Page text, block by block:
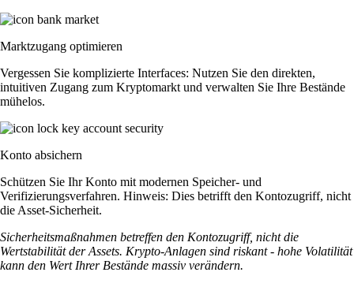
Marktzugang optimieren
Vergessen Sie komplizierte Interfaces: Nutzen Sie den direkten,
intuitiven Zugang zum Kryptomarkt und verwalten Sie Ihre Bestände
mühelos.
Konto absichern
Schützen Sie Ihr Konto mit modernen Speicher- und
Verifizierungsverfahren. Hinweis: Dies betrifft den Kontozugriff, nicht
die Asset-Sicherheit.
Sicherheitsmaßnahmen betreffen den Kontozugriff, nicht die
Wertstabilität der Assets. Krypto-Anlagen sind riskant - hohe Volatilität
kann den Wert Ihrer Bestände massiv verändern.